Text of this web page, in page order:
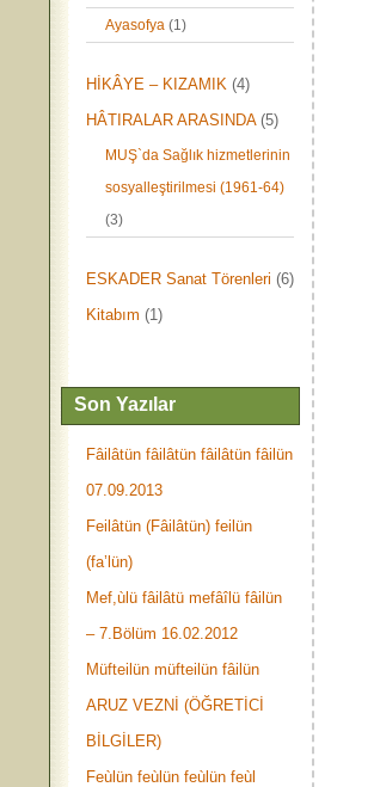
Ayasofya (1)
HİKÂYE – KIZAMIK (4)
HÂTIRALAR ARASINDA(5)
MUŞ`da Sağlık hizmetlerinin
sosyalleştirilmesi (1961-64)
(3)
ESKADER Sanat Törenleri (6)
Kitabım (1)
Son Yazılar
Fâilâtün fâilâtün fâilâtün fâilün
07.09.2013
Feilâtün (Fâilâtün) feilün
(fa’lün)
Mef,ùlü fâilâtü mefâîlü fâilün
– 7.Bölüm 16.02.2012
Müfteilün müfteilün fâilün
ARUZ VEZNİ (ÖĞRETİCİ
BİLGİLER)
Feùlün feùlün feùlün feùl